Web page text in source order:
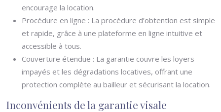
encourage la location.
Procédure en ligne : La procédure d’obtention est simple
et rapide, grâce à une plateforme en ligne intuitive et
accessible à tous.
Couverture étendue : La garantie couvre les loyers
impayés et les dégradations locatives, offrant une
protection complète au bailleur et sécurisant la location.
Inconvénients de la garantie visale